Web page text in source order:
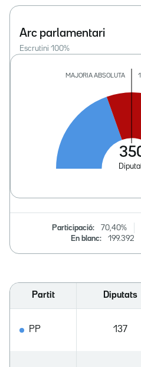
Arc parlamentari
Escrutini 100%
Participació: 70,40%
En blanc:
199.392
Partit Diputats
PP 137